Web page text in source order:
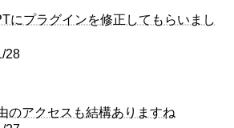
にプラグインを修正してもらいまし
28
のアクセスも結構ありますね